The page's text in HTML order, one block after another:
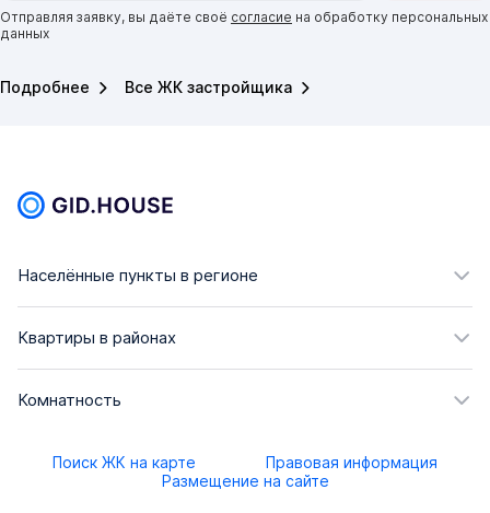
Отправляя заявку, вы даёте своё согласие на обработку персональных
данных
Подробнее Все ЖК застройщика
Населённые пункты в регионе
Квартиры в районах
Комнатность
Поиск ЖК на карте
Правовая информация
Размещение на сайте